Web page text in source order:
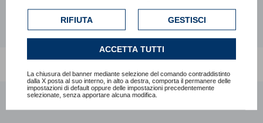
esclusivamente previa acquisizione del consenso
dell'utente.
Consulta l'informativa cookie completa.
RIFIUTA GESTISCI
ACCETTA TUTTI
La chiusura del banner mediante selezione del comando contraddistinto
dalla X posta al suo interno, in alto a destra, comporta il permanere delle
impostazioni di default oppure delle impostazioni precedentemente
selezionate, senza apportare alcuna modifica.
RITORNA ALLA HOME